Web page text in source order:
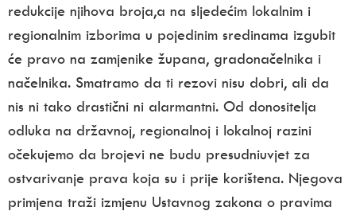
redukcije njihova broja,a na sljedećim lokalnim i
regionalnim izborima u pojedinim sredinama izgubit
će pravo na zamjenike župana, gradonačelnika i
načelnika. Smatramo da ti rezovi nisu dobri, ali da
nis ni tako drastični ni alarmantni. Od donositelja
odluka na državnoj, regionalnoj i lokalnoj razini
očekujemo da brojevi ne budu presudniuvjet za
ostvarivanje prava koja su i prije korištena. Njegova
primjena traži izmjenu Ustavnog zakona o pravima